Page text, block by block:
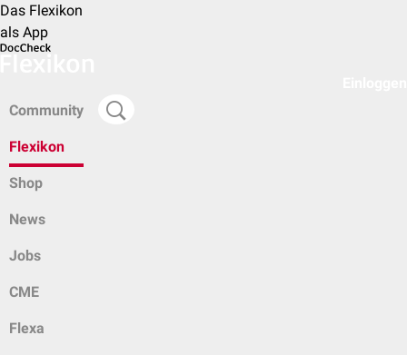
Das Flexikon
als App
Community
Flexikon
Shop
News
Jobs
CME
Flexa